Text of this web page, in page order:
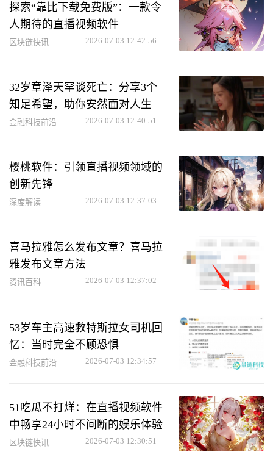
探索“靠比下载免费版”：一款令
人期待的直播视频软件
区块链快讯 2026-07-03 12:42:56
32岁章泽天罕谈死亡：分享3个
知足希望，助你安然面对人生
金融科技前沿 2026-07-03 12:40:51
樱桃软件：引领直播视频领域的
创新先锋
深度解读 2026-07-03 12:37:03
喜马拉雅怎么发布文章？喜马拉
雅发布文章方法
资讯百科 2026-07-03 12:37:02
53岁车主高速救特斯拉女司机回
忆：当时完全不顾恐惧
金融科技前沿 2026-07-03 12:34:57
51吃瓜不打烊：在直播视频软件
中畅享24小时不间断的娱乐体验
区块链快讯 2026-07-03 12:30:51